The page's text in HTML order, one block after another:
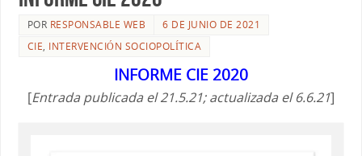
POR RESPONSABLE WEB
6 DE JUNIO DE 2021
CIE, INTERVENCIÓN SOCIOPOLÍTICA
INFORME CIE 2020
[Entrada publicada el 21.5.21; actualizada el 6.6.21]